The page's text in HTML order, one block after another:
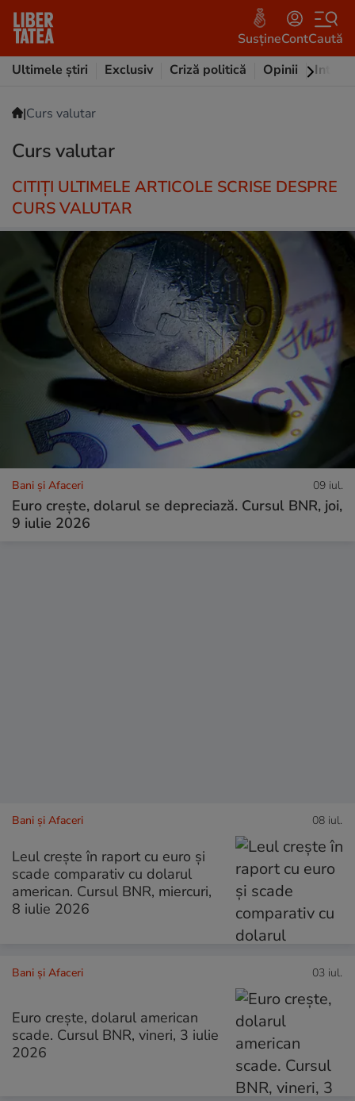
SusțineContCaută
Ultimele știri
Exclusiv Criză politică Opinii
|Curs valutar
Curs valutar
CITIȚI ULTIMELE ARTICOLE SCRISE DESPRE
CURS VALUTAR
Bani și Afaceri 09 iul.
Euro crește, dolarul se depreciază. Cursul BNR, joi,
9 iulie 2026
Bani și Afaceri 08 iul.
Leul crește în raport cu euro și
scade comparativ cu dolarul
american. Cursul BNR, miercuri,
8 iulie 2026
Bani și Afaceri 03 iul.
Euro crește, dolarul american
scade. Cursul BNR, vineri, 3 iulie
2026